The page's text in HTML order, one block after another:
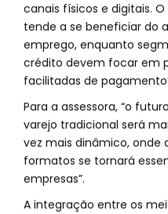
canais físicos e digitais.
tende a se beneficiar do
emprego, enquanto
crédito devem focar em
facilitadas de
Para a assessora, “o
varejo tradicional será
vez mais dinâmico, onde
formatos se tornará
empresas”.
A integração entre os